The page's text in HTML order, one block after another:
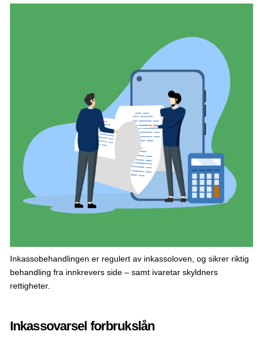
Inkassobehandlingen er regulert av inkassoloven, og sikrer riktig
behandling fra innkrevers side – samt ivaretar skyldners
rettigheter.
Inkassovarsel forbrukslån